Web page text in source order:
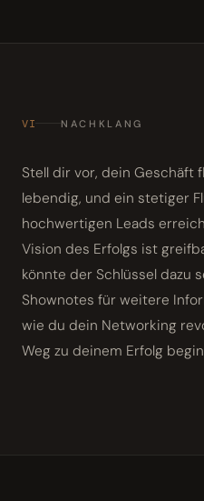
VI NACHKLANG
Stell dir vor, dein Geschäft
lebendig, und ein stetiger
hochwertigen Leads
Vision des Erfolgs ist
könnte der Schlüssel dazu
Shownotes für weitere
wie du dein Networking
Weg zu deinem Erfolg